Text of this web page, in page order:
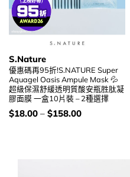
S.Nature
優惠碼再95折!S.NATURE Super
Aquagel Oasis Ampule Mask 💦
超級保濕舒緩透明質酸安瓶胜肽凝
膠面膜 一盒10片裝 – 2種選擇
價
$18.00– $158.00